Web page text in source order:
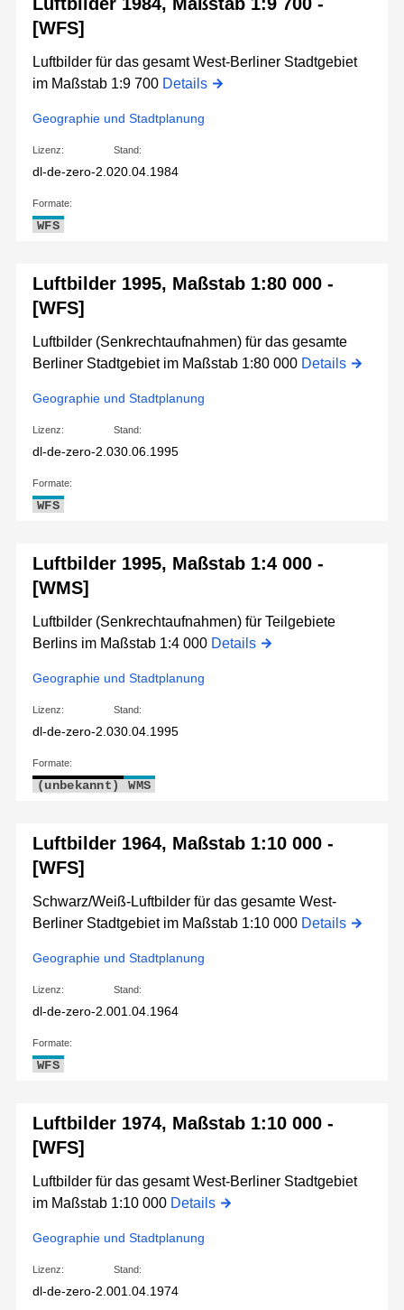
[WFS]
Luftbilder für das gesamt West-Berliner Stadtgebiet
im Maßstab 1:9 700 Details
Geographie und Stadtplanung
Lizenz:
dl-de-zero-2.0
Stand:
20.04.1984
Formate:
WFS
Luftbilder 1995, Maßstab 1:80 000 -
[WFS]
Luftbilder (Senkrechtaufnahmen) für das gesamte
Berliner Stadtgebiet im Maßstab 1:80 000 Details
Geographie und Stadtplanung
Lizenz:
dl-de-zero-2.0
Stand:
30.06.1995
Formate:
WFS
Luftbilder 1995, Maßstab 1:4 000 -
[WMS]
Luftbilder (Senkrechtaufnahmen) für Teilgebiete
Berlins im Maßstab 1:4 000 Details
Geographie und Stadtplanung
Lizenz:
dl-de-zero-2.0
Stand:
30.04.1995
Formate:
(unbekannt) WMS
Luftbilder 1964, Maßstab 1:10 000 -
[WFS]
Schwarz/Weiß-Luftbilder für das gesamte West-
Berliner Stadtgebiet im Maßstab 1:10 000 Details
Geographie und Stadtplanung
Lizenz:
dl-de-zero-2.0
Stand:
01.04.1964
Formate:
WFS
Luftbilder 1974, Maßstab 1:10 000 -
[WFS]
Luftbilder für das gesamt West-Berliner Stadtgebiet
im Maßstab 1:10 000 Details
Geographie und Stadtplanung
Lizenz:
dl-de-zero-2.0
Stand:
01.04.1974